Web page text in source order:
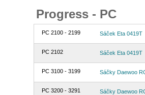
Progress - PC
PC 2100 - 2199 Sáček Eta 0419T
PC 2102 Sáček Eta 0419T
PC 3100 - 3199 Sáčky Daewoo
PC 3200 - 3291 Sáčky Daewoo